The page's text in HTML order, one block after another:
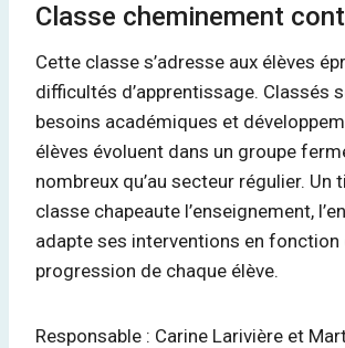
Classe cheminement
Cette classe s’adresse aux élèves
difficultés d’apprentissage. Classés
besoins académiques et
élèves évoluent dans un groupe
nombreux qu’au secteur régulier. Un
classe chapeaute l’enseignement,
adapte ses interventions en fonction
progression de chaque élève.
Responsable : Carine Larivière et